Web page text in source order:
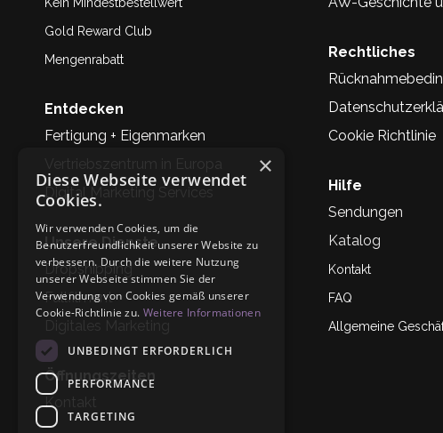
Gold Reward Club
Mengenrabatt
Entdecken
Fertigung + Eigenmarken
Vertriebszentrum in Europa
Digital Marketing Services
Unsere Dienste
Dropshipping
Fullfilment
Digitales Marketing
Öffnungszeiten
Kontakt
Rechtliches
Cookie Richtlinie
Hilfe
Sendungen
Katalog
Kontakt
FAQ
Allgemeine
×
Diese Webseite verwendet
Cookies.
Wir verwenden Cookies, um die
Benutzerfreundlichkeit unserer Website zu
verbessern. Durch die weitere Nutzung
unserer Webseite stimmen Sie der
Verwendung von Cookies gemäß unserer
Cookie-Richtlinie zu. Weitere Informationen
UNBEDINGT ERFORDERLICH
PERFORMANCE
TARGETING